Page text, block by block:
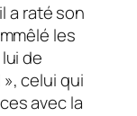
a raté son
les
de
celui qui
avec la